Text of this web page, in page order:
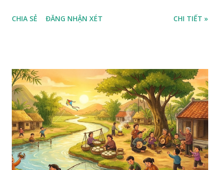
CHIA SẺ ĐĂNG NHẬN XÉT CHI TIẾT »